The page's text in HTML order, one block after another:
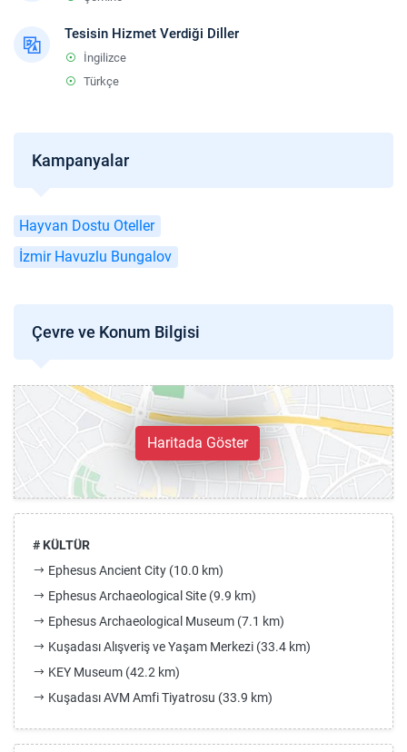
Tesisin Hizmet Verdiği Diller
İngilizce
Türkçe
Kampanyalar
Hayvan Dostu Oteller
İzmir Havuzlu Bungalov
Çevre ve Konum Bilgisi
Haritada Göster
# KÜLTÜR
Ephesus Ancient City (10.0 km)
Ephesus Archaeological Site (9.9 km)
Ephesus Archaeological Museum (7.1 km)
Kuşadası Alışveriş ve Yaşam Merkezi (33.4 km)
KEY Museum (42.2 km)
Kuşadası AVM Amfi Tiyatrosu (33.9 km)